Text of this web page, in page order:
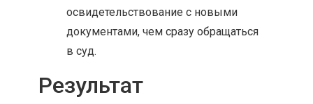
освидетельствование с новыми
документами, чем сразу обращаться
в суд.
Результат